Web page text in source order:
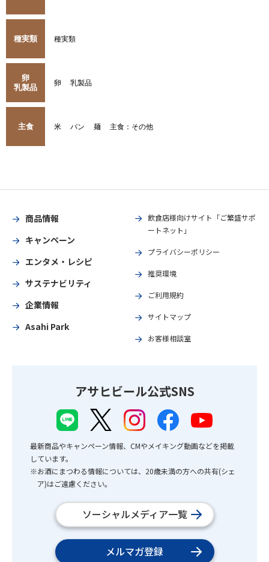
種実類 種実類
卵
乳製品
卵 乳製品
主食 米 パン 麺 主食：その他
商品情報
キャンペーン
エンタメ・レシピ
サステナビリティ
企業情報
Asahi Park
飲食店様向けサイト「ご繁盛サポ
ートネット」
プライバシーポリシー
推奨環境
ご利用規約
サイトマップ
お客様相談室
アサヒビール公式SNS
最新商品やキャンペーン情報、CMやメイキング動画などを掲載
しています。
※お酒にまつわる情報については、20歳未満の方への共有(シェ
ア)はご遠慮ください。
ソーシャルメディア一覧
メルマガ登録